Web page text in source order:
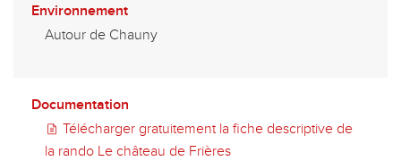
Environnement
Autour de Chauny
Documentation
Télécharger gratuitement la fiche descriptive de
la rando Le château de Frières